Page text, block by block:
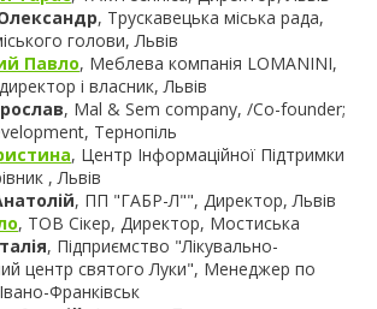
, Трускавецька міська рада,
голови, Львів
Павло, Меблева компанія LOMANINI,
і власник, Львів
, Mal & Sem company, /Co-founder;
Тернопіль
, Центр Інформаційної Підтримки
, Львів
, ПП "ГАБР-Л"", Директор, Львів
, ТОВ Сікер, Директор, Мостиська
, Підприємство "Лікувально-
центр святого Луки", Менеджер по
Франківськ